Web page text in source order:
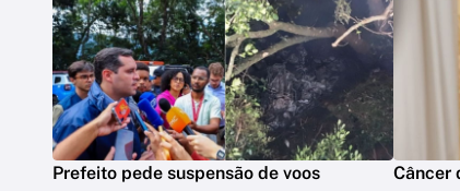
Prefeito pede suspensão de voos
Câncer